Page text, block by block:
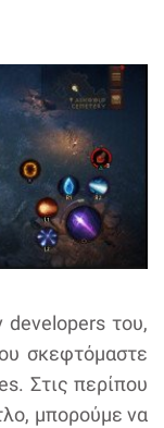
του,
σκεφτόμαστε
Στις περίπου
μπορούμε να